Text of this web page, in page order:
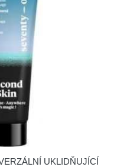
UKLIDŇUJÍCÍ